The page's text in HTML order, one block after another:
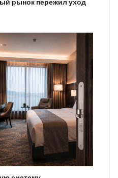
рынок пережил уход